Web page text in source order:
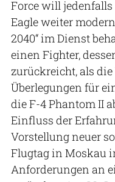
Force will
Eagle weiter
2040“ im Dienst
einen Fighter,
zurückreicht, als
Überlegungen für
die F-4 Phantom II
Einfluss der
Vorstellung neuer
Flugtag in Moskau
Anforderungen an